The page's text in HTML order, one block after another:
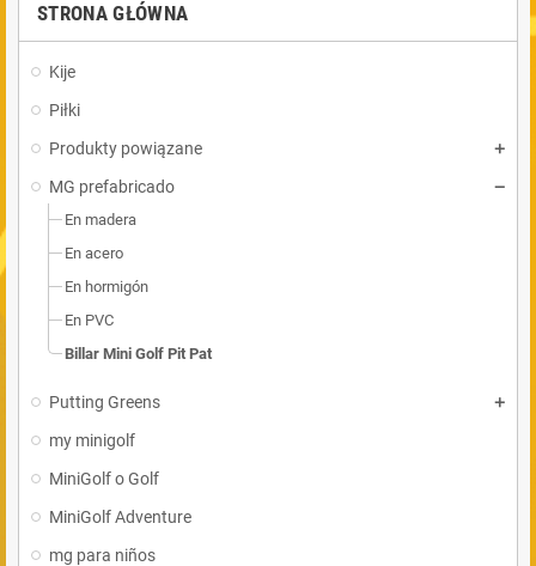
STRONA GŁÓWNA
Kije
Piłki
Produkty powiązane
MG prefabricado
En madera
En acero
En hormigón
En PVC
Billar Mini Golf Pit Pat
Putting Greens
my minigolf
MiniGolf o Golf
MiniGolf Adventure
mg para niños